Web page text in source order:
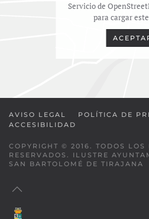
Servicio de
para cargar
AVISO LEGAL
POLÍTICA DE
ACCESIBILIDAD
COPYRIGHT © 2016. TODOS LOS
RESERVADOS. ILUSTRE
SAN BARTOLOMÉ DE TIRAJANA